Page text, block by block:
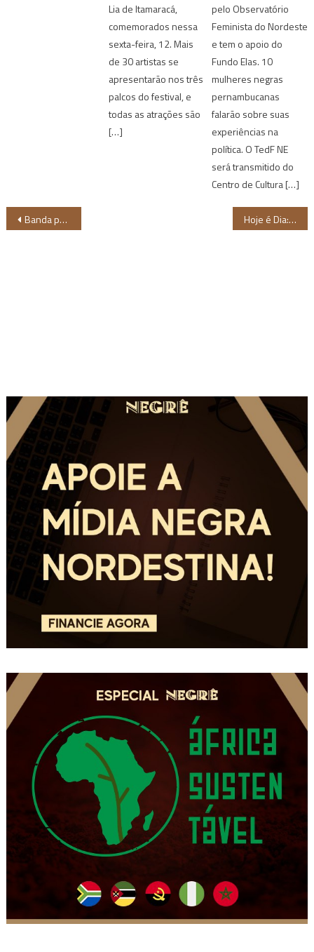
Lia de Itamaracá,
comemorados nessa
sexta-feira, 12. Mais
de 30 artistas se
apresentarão nos três
palcos do festival, e
todas as atrações são
[…]
pelo Observatório
Feminista do Nordeste
e tem o apoio do
Fundo Elas. 10
mulheres negras
pernambucanas
falarão sobre suas
experiências na
política. O TedF NE
será transmitido do
Centro de Cultura […]
Navegação
Banda pernambucana Caboclo Mestiço lança primeira faixa de 2024 Hoje é Dia: semana de início das Olimpíadas tem dia do escritor e avós